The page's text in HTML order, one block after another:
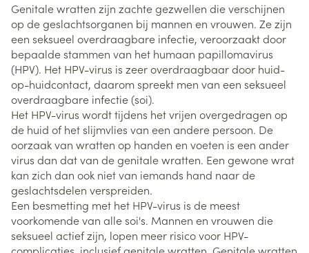
Genitale wratten zijn zachte gezwellen die verschijnen
op de geslachtsorganen bij mannen en vrouwen. Ze zijn
een seksueel overdraagbare infectie, veroorzaakt door
bepaalde stammen van het humaan papillomavirus
(HPV). Het HPV-virus is zeer overdraagbaar door huid-
op-huidcontact, daarom spreekt men van een seksueel
overdraagbare infectie (soi).
Het HPV-virus wordt tijdens het vrijen overgedragen op
de huid of het slijmvlies van een andere persoon. De
oorzaak van wratten op handen en voeten is een ander
virus dan dat van de genitale wratten. Een gewone wrat
kan zich dan ook niet van iemands hand naar de
geslachtsdelen verspreiden.
Een besmetting met het HPV-virus is de meest
voorkomende van alle soi's. Mannen en vrouwen die
seksueel actief zijn, lopen meer risico voor HPV-